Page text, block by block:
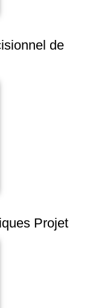
de
Projet